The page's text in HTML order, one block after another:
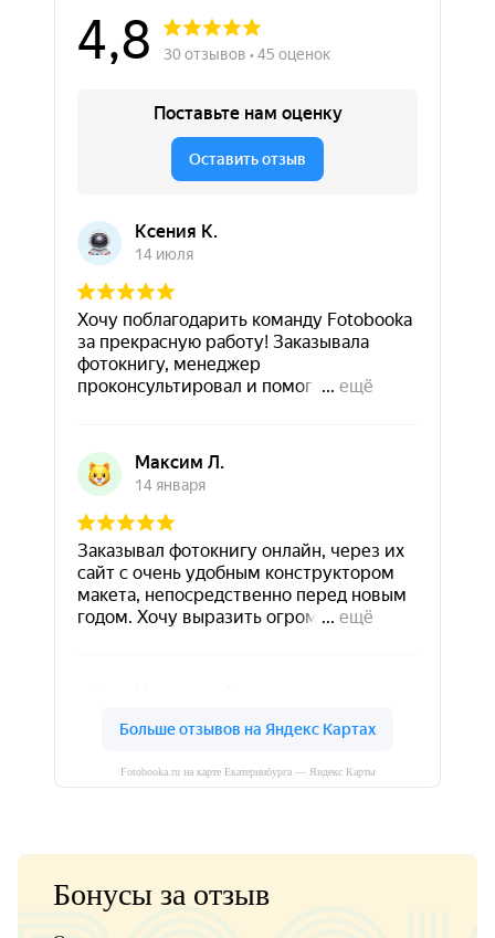
Fotobooka.ru на карте Екатеринбурга — Яндекс Карты
Бонусы за отзыв